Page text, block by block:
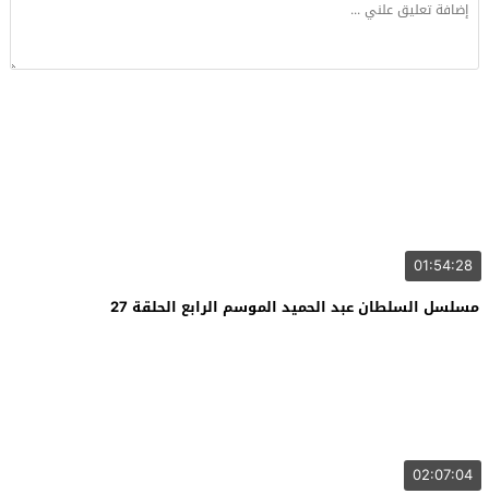
01:54:28
مسلسل السلطان عبد الحميد الموسم الرابع الحلقة 27
02:07:04